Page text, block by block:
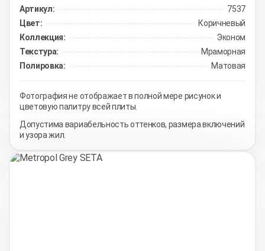
Артикул:
7537
Цвет:
Коричневый
Коллекция:
Эконом
Текстура:
Мраморная
Полировка:
Матовая
Фотография не отображает в полной мере рисунок и
цветовую палитру всей плиты.
Допустима вариабельность оттенков, размера включений
и узора жил.